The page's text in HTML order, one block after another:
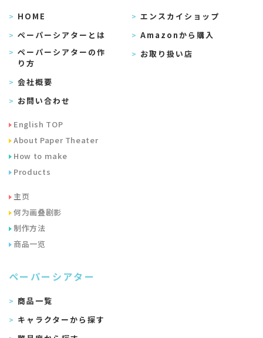
HOME
ペーパーシアターとは
ペーパーシアターの作
り方
会社概要
お問い合わせ
English TOP
About Paper Theater
How to make
Products
主页
何为画叠剧影
制作方法
商品一览
ペーパーシアター
商品一覧
キャラクターから探す
エンスカイショップ
Amazonから購入
お取り扱い店